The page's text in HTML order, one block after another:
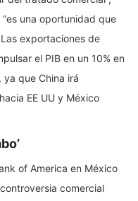
una oportunidad que
exportaciones de
el PIB en un 10% en
ya que China irá
EE UU y México
of America en México
comercial